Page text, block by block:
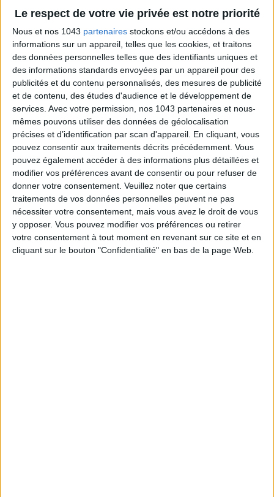
Le respect de votre vie privée est notre priorité
Nous et nos 1043 partenaires stockons et/ou accédons à des
informations sur un appareil, telles que les cookies, et traitons
des données personnelles telles que des identifiants uniques et
des informations standards envoyées par un appareil pour des
publicités et du contenu personnalisés, des mesures de publicité
et de contenu, des études d'audience et le développement de
services. Avec votre permission, nos 1043 partenaires et nous-
mêmes pouvons utiliser des données de géolocalisation
précises et d’identification par scan d'appareil. En cliquant, vous
pouvez consentir aux traitements décrits précédemment. Vous
pouvez également accéder à des informations plus détaillées et
modifier vos préférences avant de consentir ou pour refuser de
donner votre consentement. Veuillez noter que certains
traitements de vos données personnelles peuvent ne pas
nécessiter votre consentement, mais vous avez le droit de vous
y opposer. Vous pouvez modifier vos préférences ou retirer
votre consentement à tout moment en revenant sur ce site et en
cliquant sur le bouton "Confidentialité" en bas de la page Web.
CONNAISSEZ-VOUS LE AIRBNB DE LA PISCINE AUTOUR DE PARIS ?